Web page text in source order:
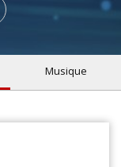
Musique